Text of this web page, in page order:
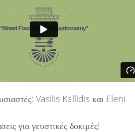
Vasilis Kallidis και Eleni
για γευστικές δοκιμές!